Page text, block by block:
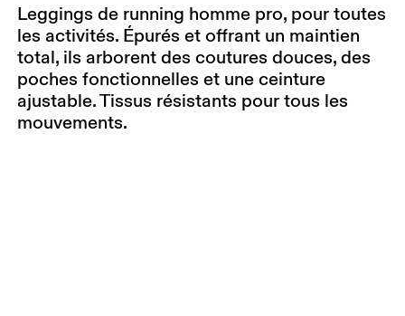
Leggings de running homme pro, pour toutes
les activités. Épurés et offrant un maintien
total, ils arborent des coutures douces, des
poches fonctionnelles et une ceinture
ajustable. Tissus résistants pour tous les
mouvements.